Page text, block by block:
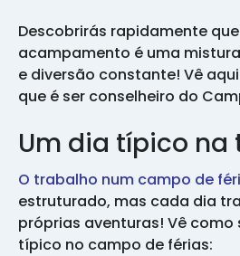
Descobrirás rapidamente
acampamento é uma
e diversão constante! Vê
que é ser conselheiro do
Um dia típico na
O trabalho num campo de
estruturado, mas cada dia
próprias aventuras! Vê como
típico no campo de férias: